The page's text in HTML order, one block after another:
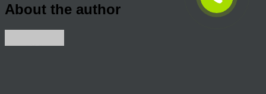
About the author